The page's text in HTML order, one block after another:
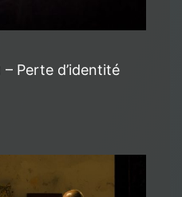
Perte d’identité